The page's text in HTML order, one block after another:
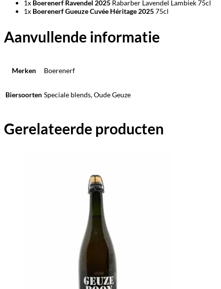
1x Boerenerf Ravendel 2025 Rabarber Lavendel Lambiek 75cl
1x BoerenerfGueuze Cuvée Héritage 202575cl
Aanvullende informatie
Merken Boerenerf
Biersoorten Speciale blends, Oude Geuze
Gerelateerde producten